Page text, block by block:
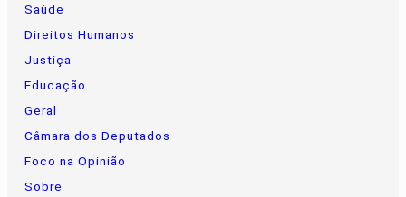
Saúde
Direitos Humanos
Justiça
Educação
Geral
Câmara dos Deputados
Foco na Opinião
Sobre